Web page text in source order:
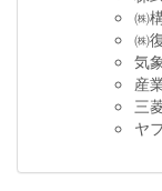
㈱
㈱
気
産
三
ヤ